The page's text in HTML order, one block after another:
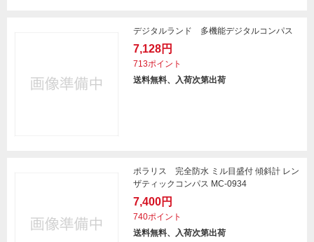
デジタルランド 多機能デジタルコンパス
7,128円
713ポイント
送料無料、入荷次第出荷
ポラリス 完全防水 ミル目盛付 傾斜計 レン
ザティックコンパス MC-0934
7,400円
740ポイント
送料無料、入荷次第出荷